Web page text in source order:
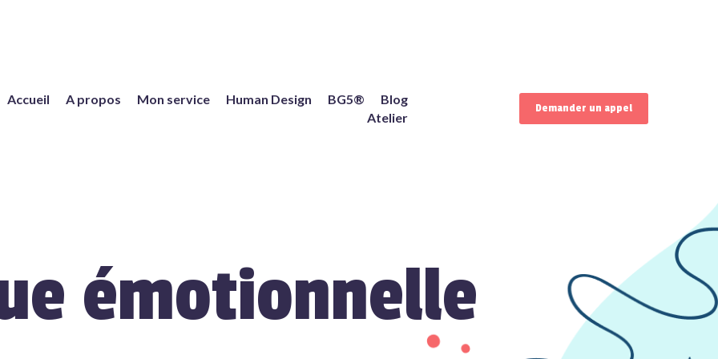
Accueil A propos Mon service Human Design BG5®
Blog
Atelier
Demander un appel
émotionnelle